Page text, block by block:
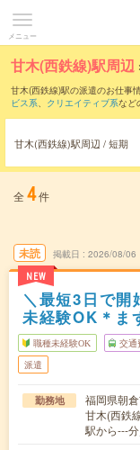
メニュー
甘木(西鉄線)駅周辺
甘木(西鉄線)駅の派遣のお仕事情
ビス系、 クリエイティブ系など
甘木(西鉄線)駅周辺 / 短期
全 4件
未読
NEW
掲載日 2026/08/06
＼最短3日で開
未経験OK＊ま
職種未経験OK 交通
派遣
勤務地
福岡県朝
甘木(西鉄
駅から---